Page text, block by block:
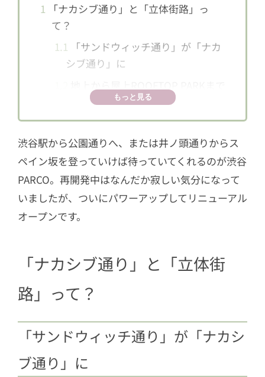
1
「ナカシブ通り」と「立体街路」っ
て？
1.1 「サンドウィッチ通り」が「ナカ
シブ通り」に
続く「立体街路」
2地下1階｜カオスキッチンには29の店舗
がひしめく
31階～5階｜ファッションの面白さを再
提案！
3.11階｜コンセプトは「PARCO商店
街」
ある「美術手帖」のお店
3.3 3階｜パルコが仕掛ける編集型売り
場
SEUM
ッピング！
もっと見る
渋谷駅から公園通りへ、または井ノ頭通りからス
ペイン坂を登っていけば待っていてくれるのが渋谷
PARCO。再開発中はなんだか寂しい気分になって
いましたが、ついにパワーアップしてリニューアル
オープンです。
「ナカシブ通り」と「立体街
路」って？
「サンドウィッチ通り」が「ナカシ
ブ通り」に